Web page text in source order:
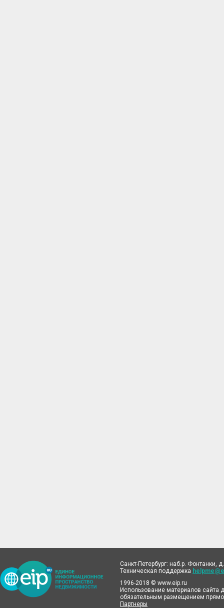
Санкт-Петербург: наб.р. Фонтанки,
Техническая поддержка
1996-2018 © www.eip.ru
Использование материалов сайта
обязательным размещением
Партнеры